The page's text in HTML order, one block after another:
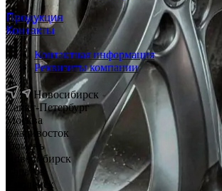
Продукция
Контакты
Контактная информация
Реквизиты компании
Новосибирск
Санкт-Петербург
Москва
Владивосток
Тюмень
Новосибирск
Саратов
Смоленск